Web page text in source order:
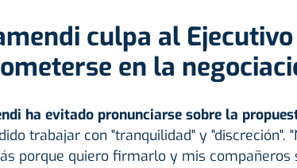
culpa al
en la
ha evitado pronunciarse sobre la
trabajar con "tranquilidad" y "discreción".
porque quiero firmarlo y mis compañeros